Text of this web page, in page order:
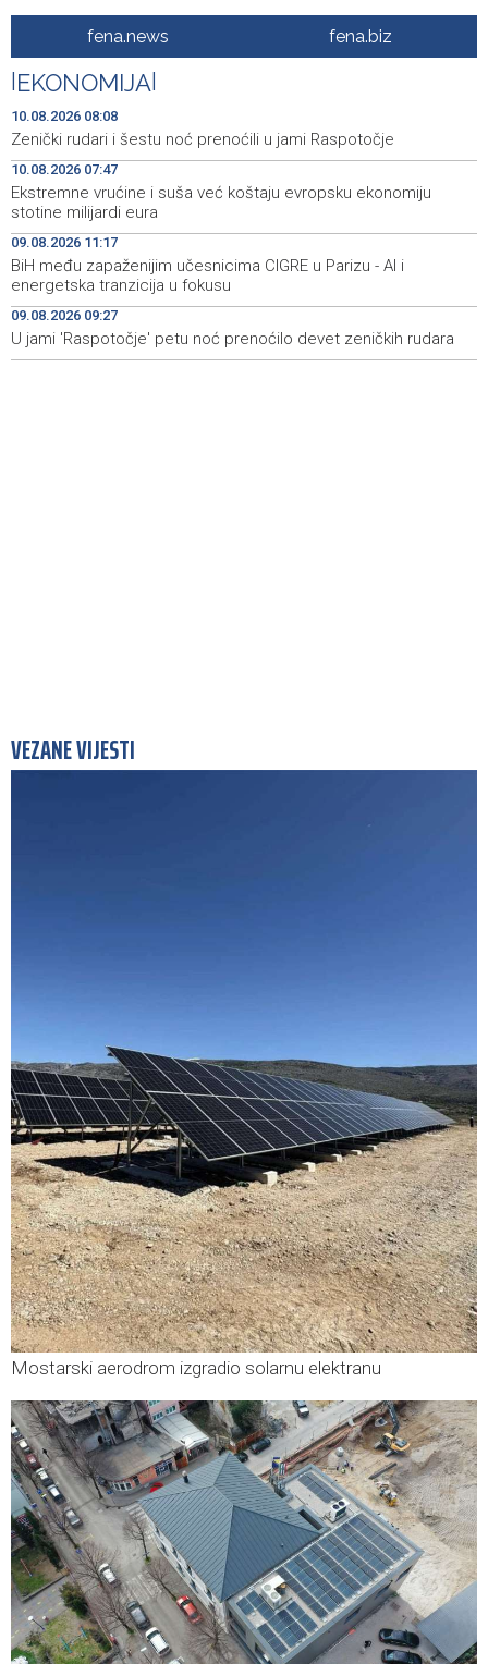
Trump imenovao Willa Scharfa za glavnog pravnog
savjetnika Bijele kuće
07:47
Ekstremne vrućine i suša već koštaju evropsku
ekonomiju stotine milijardi eura
Danas u Sarajevu akcija darivanja krvi - Daruj krv, budi
opet njihov heroj
06:53 Najave događaja za 10. 8. 2026. godine (ponedjeljak)
06:53
Od ranih jutarnjih sati duge kolone vozila na graničnim
prelazima na izlazu iz BiH
23:13 Zrinjski u novu sezonu krenuo pobjedom
fena.news fena.biz
EKONOMIJA
10.08.2026 08:08
Zenički rudari i šestu noć prenoćili u jami Raspotočje
10.08.2026 07:47
Ekstremne vrućine i suša već koštaju evropsku ekonomiju
stotine milijardi eura
09.08.2026 11:17
BiH među zapaženijim učesnicima CIGRE u Parizu - AI i
energetska tranzicija u fokusu
09.08.2026 09:27
U jami 'Raspotočje' petu noć prenoćilo devet zeničkih rudara
VEZANE VIJESTI
Mostarski aerodrom izgradio solarnu elektranu